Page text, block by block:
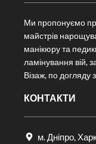
Ми пропонуємо
майстрів
манікюру та
ламінування вій,
Візаж, по догляду
КОНТАКТИ
м. Дніпро,